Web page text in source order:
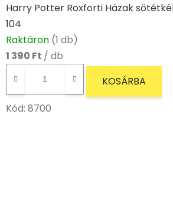
Harry Potter Roxforti Házak
104
Raktáron (1 db)
1 390 Ft / db
KOSÁRBA
Kód: 8700